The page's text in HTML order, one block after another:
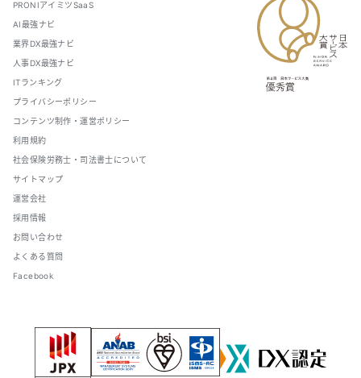
PRONIアイミツSaaS
AI最強ナビ
業界DX最強ナビ
人事DX最強ナビ
ITランキング
プライバシーポリシー
コンテンツ制作・運営ポリシー
利用規約
社会保険労務士・司法書士について
サイトマップ
運営会社
採用情報
お問い合わせ
よくある質問
Facebook